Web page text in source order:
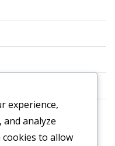
experience,
analyze
cookies to allow